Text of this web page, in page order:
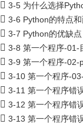
3-5 为什么选择
3-6 Python的特点
3-7 Python的优缺点
3-8 第一个程序-01-
3-9 第一个程序-02-
3-10 第一个程序-
3-11 第一个程序错
3-12 第一个程序错
3-13 第一个程序错